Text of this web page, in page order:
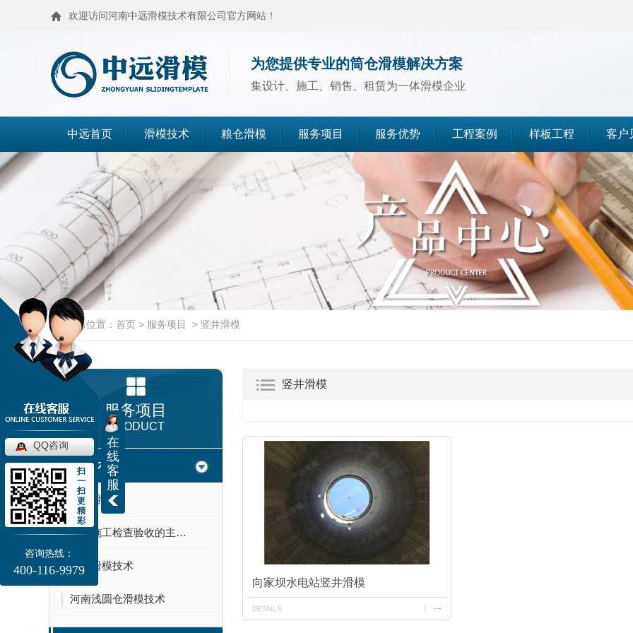
欢迎访问河南中远滑模技术有限公司官方网站！
为您提供专业的筒仓滑模解决方案
集设计、施工、销售、租赁为一体滑模企业
中远首页 滑模技术 粮仓滑模 服务项目
滑模技术 粮仓滑模 煤仓滑模
麦仓滑模 水泥仓滑模
造粒塔滑模 烟囱滑模 灰库滑模
高塔滑模 筒仓封顶
服务优势 工程案例 样板工程 客户
当前位置： 首页 > 服务项目 > 竖井滑模
服务项目
PRODUCT
滑模技术
河南滑模
滑模施工检查验收的主要内容
河南滑模技术
河南浅圆仓滑模技术
竖井滑模
向家坝水电站竖井滑模
DETAILS
在
线
客
服
QQ咨询
扫
一
扫
更
精
彩
咨询热线：
400-116-9979